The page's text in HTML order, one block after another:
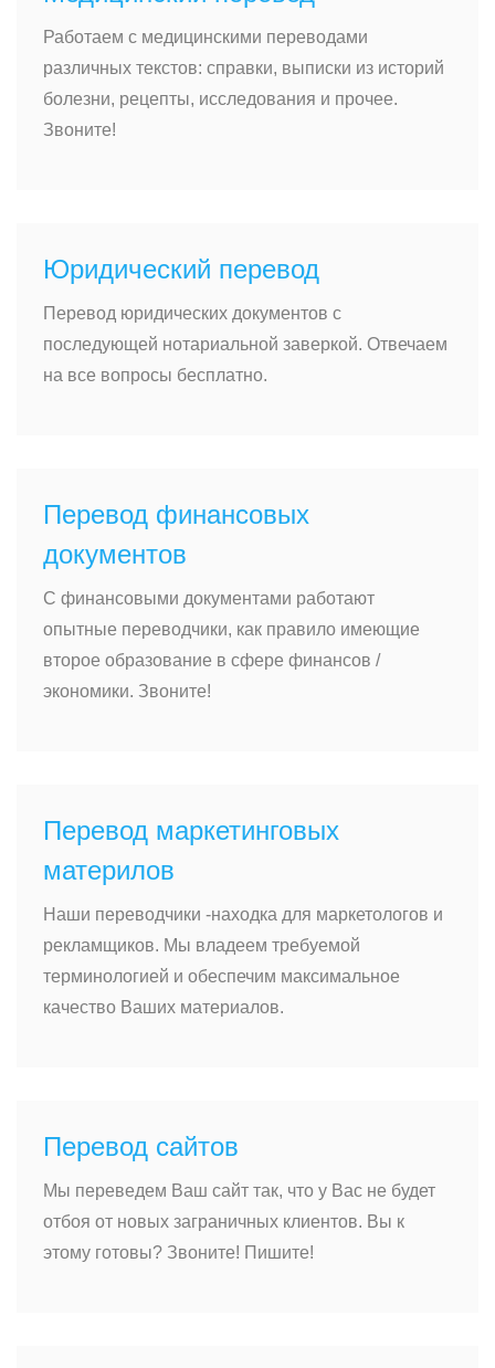
Работаем с медицинскими переводами
различных текстов: справки, выписки из историй
болезни, рецепты, исследования и прочее.
Звоните!
Юридический перевод
Перевод юридических документов с
последующей нотариальной заверкой. Отвечаем
на все вопросы бесплатно.
Перевод финансовых
документов
С финансовыми документами работают
опытные переводчики, как правило имеющие
второе образование в сфере финансов /
экономики. Звоните!
Перевод маркетинговых
материлов
Наши переводчики -находка для маркетологов и
рекламщиков. Мы владеем требуемой
терминологией и обеспечим максимальное
качество Ваших материалов.
Перевод сайтов
Мы переведем Ваш сайт так, что у Вас не будет
отбоя от новых заграничных клиентов. Вы к
этому готовы? Звоните! Пишите!